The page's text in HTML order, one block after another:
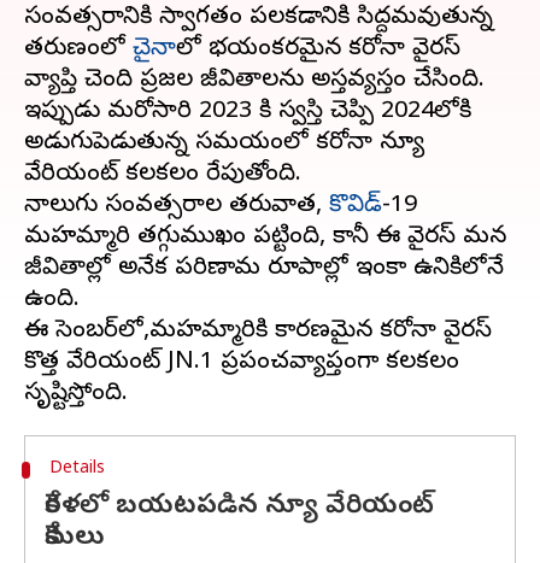
సంవత్సరానికి స్వాగతం పలకడానికి సిద్దమవుతున్న
తరుణంలో చైనాలో భయంకరమైన కరోనా వైరస్
వ్యాప్తి చెంది ప్రజల జీవితాలను అస్తవ్యస్తం చేసింది.
ఇప్పుడు మరోసారి 2023 కి స్వస్తి చెప్పి 2024లోకి
అడుగుపెడుతున్న సమయంలో కరోనా న్యూ
వేరియంట్ కలకలం రేపుతోంది.
నాలుగు సంవత్సరాల తరువాత, కొవిడ్-19
మహమ్మారి తగ్గుముఖం పట్టింది, కానీ ఈ వైరస్ మన
జీవితాల్లో అనేక పరిణామ రూపాల్లో ఇంకా ఉనికిలోనే
ఉంది.
ఈ డిసెంబర్‌లో,మహమ్మారికి కారణమైన కరోనా వైరస్
కొత్త వేరియంట్ JN.1 ప్రపంచవ్యాప్తంగా కలకలం
Details
కేరళలో బయటపడిన న్యూ వేరియంట్
కేసులు